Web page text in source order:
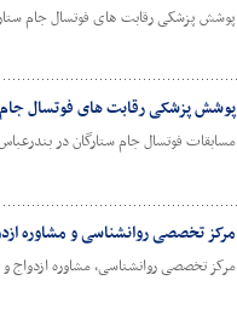
پوشش پزشکی رقابت های فوتسال جام
پوشش پزشکی رقابت های فوتسال
مسابقات فوتسال جام ستارگان در
مرکز تخصصی روانشناسی و مشاوره
مرکز تخصصی روانشناسی، مشاوره ازدواج